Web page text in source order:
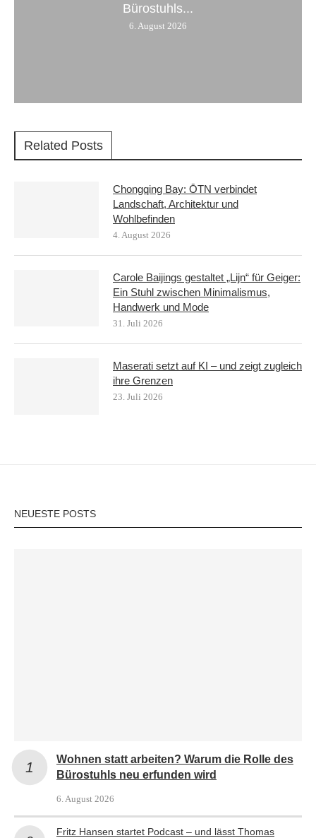
Bürostuhls...
6. August 2026
Related Posts
Chongqing Bay: ŌTN verbindet
Landschaft, Architektur und
Wohlbefinden
4. August 2026
Carole Baijings gestaltet „Lijn“ für Geiger:
Ein Stuhl zwischen Minimalismus,
Handwerk und Mode
31. Juli 2026
Maserati setzt auf KI – und zeigt zugleich
ihre Grenzen
23. Juli 2026
NEUESTE POSTS
Wohnen statt arbeiten? Warum die Rolle des
Bürostuhls neu erfunden wird
6. August 2026
Fritz Hansen startet Podcast – und lässt Thomas